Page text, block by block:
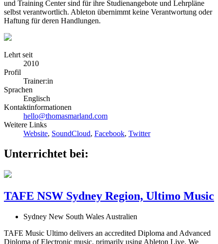
und Training Center sind für ihre Studienangebote und Lehrpläne
selbst verantwortlich. Ableton übernimmt keine Verantwortung oder
Haftung für deren Handlungen.
Lehrt seit
2010
Profil
Trainer:in
Sprachen
Englisch
Kontaktinformationen
hello@thomasmarland.com
Weitere Links
Website, SoundCloud, Facebook, Twitter
Unterrichtet bei:
TAFE NSW Sydney Region, Ultimo Music
Sydney New South Wales Australien
TAFE Music Ultimo delivers an accredited Diploma and Advanced
Diploma of Electronic music, primarily using Ableton Live. We